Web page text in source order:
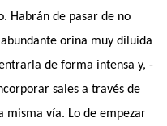
Habrán de pasar de no
orina muy diluida
de forma intensa y, -
sales a través de
misma vía. Lo de empezar